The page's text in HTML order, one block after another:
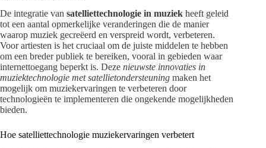
De integratie van satelliettechnologie in muziek heeft geleid
tot een aantal opmerkelijke veranderingen die de manier
waarop muziek gecreëerd en verspreid wordt, verbeteren.
Voor artiesten is het cruciaal om de juiste middelen te hebben
om een breder publiek te bereiken, vooral in gebieden waar
internettoegang beperkt is. Deze nieuwste innovaties in
muziektechnologie met satellietondersteuning maken het
mogelijk om muziekervaringen te verbeteren door
technologieën te implementeren die ongekende mogelijkheden
bieden.
Hoe satelliettechnologie muziekervaringen verbetert